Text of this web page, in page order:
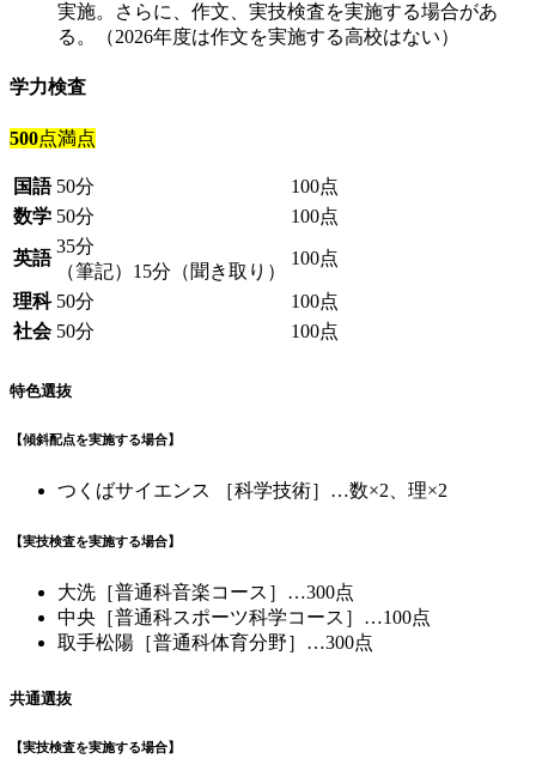
実施。さらに、作文、実技検査を実施する場合があ
る。（2026年度は作文を実施する高校はない）
学力検査
500点満点
国語 50分
100点
数学 50分 100点
英語
35分
（筆記）15分（聞き取り）
100点
理科 50分
100点
社会 50分 100点
特色選抜
【傾斜配点を実施する場合】
つくばサイエンス ［科学技術］…数×2、理×2
【実技検査を実施する場合】
大洗［普通科音楽コース］…300点
中央［普通科スポーツ科学コース］…100点
取手松陽［普通科体育分野］…300点
共通選抜
【実技検査を実施する場合】